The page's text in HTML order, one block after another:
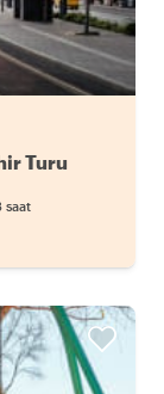
Turu
saat